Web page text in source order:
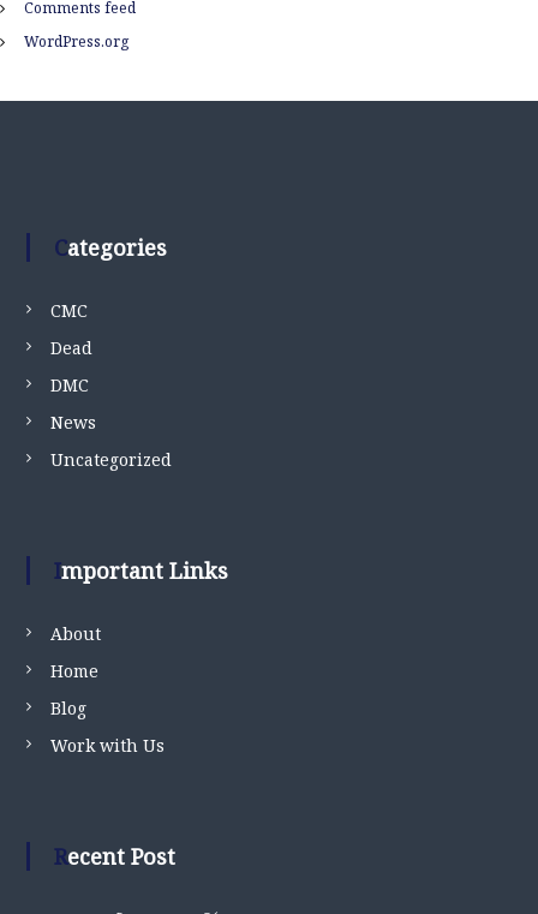
Comments feed
WordPress.org
Categories
CMC
Dead
DMC
News
Uncategorized
Important Links
About
Home
Blog
Work with Us
Recent Post